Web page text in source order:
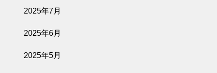
2025年7月
2025年6月
2025年5月